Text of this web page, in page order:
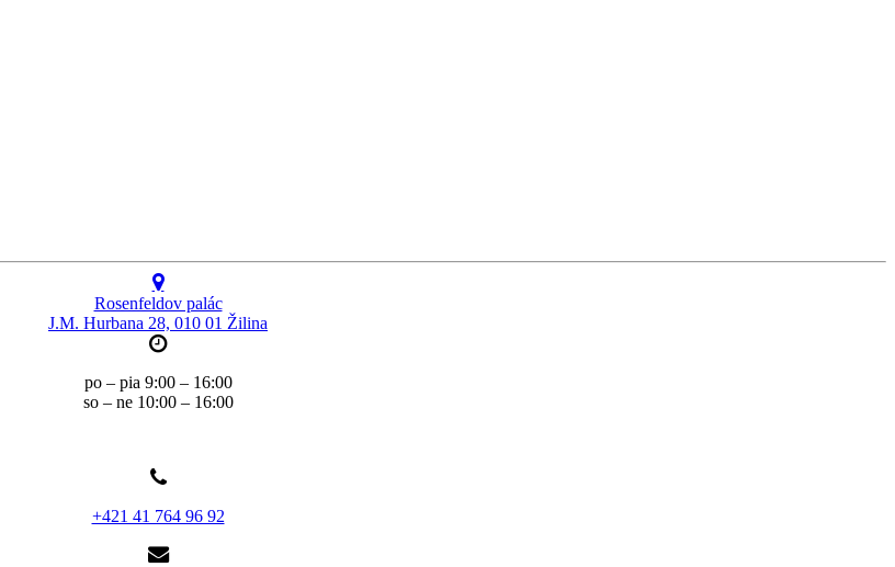
Rosenfeldov palác
J.M. Hurbana 28, 010 01 Žilina
po – pia 9:00 – 16:00
so – ne 10:00 – 16:00
+421 41 764 96 92